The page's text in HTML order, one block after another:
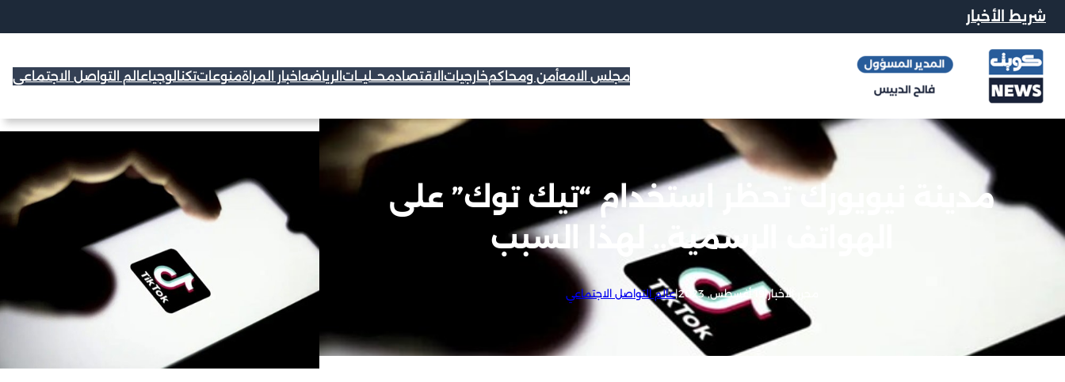
شريط الأخبار
مجلس الامهأمن ومحاكمخارجيات الاقتصادمحــليــات الرياضه اخبار المراةمنوعاتتكنالوجياعالم التواصل الاجتماعي
مدينة نيويورك تحظر استخدام “تيك توك” على
الهواتف الرسمية.. لهذا السبب
محرر الاخبار| 19 أغسطس, 2023 |عالم التواصل الاجتماعي